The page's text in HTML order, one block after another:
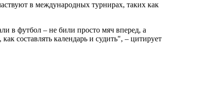
в международных турнирах, таких как
в футбол – не били просто мяч вперед, а
составлять календарь и судить", – цитирует